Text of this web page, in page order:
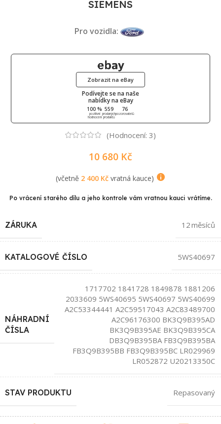
SIEMENS
Pro vozidla:
Podívejte se na naše
nabídky na eBay
100 %
pozitivní
hodnocení
559
prodaných
produktů
76
pozorovatelů
Zobrazit na eBay
(Hodnocení: 3)
10 680 Kč
(včetně 2 400 Kčvratná kauce)
Po vrácení starého dílu a jeho kontrole vám vratnou kauci vrátíme.
ZÁRUKA 12 měsíců
KATALOGOVÉ ČÍSLO 5WS40697
NÁHRADNÍ
ČÍSLA
1717702 1841728 1849878 1881206
2033609 5WS40695 5WS40697 5WS40699
A2C53344441 A2C59517043 A2C83489700
A2C96176300 BK3Q9B395AD
BK3Q9B395AE BK3Q9B395CA
DB3Q9B395BA FB3Q9B395BA
FB3Q9B395BB FB3Q9B395BC LR029969
LR052872 U20213350C
STAV PRODUKTU Repasovaný